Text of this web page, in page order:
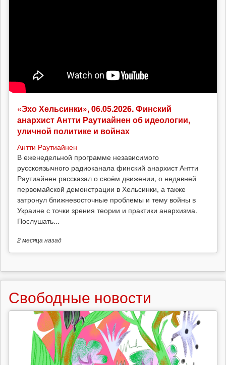
«Эхо Хельсинки», 06.05.2026. Финский
анархист Антти Раутиайнен об идеологии,
уличной политике и войнах
Антти Раутиайнен
В еженедельной программе независимого
русскоязычного радиоканала финский анархист Антти
Раутиайнен рассказал о своём движении, о недавней
первомайской демонстрации в Хельсинки, а также
затронул ближневосточные проблемы и тему войны в
Украине с точки зрения теории и практики анархизма.
Послушать...
2 месяцаназад
Свободные новости